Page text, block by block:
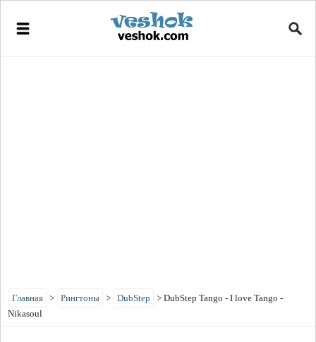
Главная > Рингтоны > DubStep > DubStep Tango - I love Tango -
Nikasoul